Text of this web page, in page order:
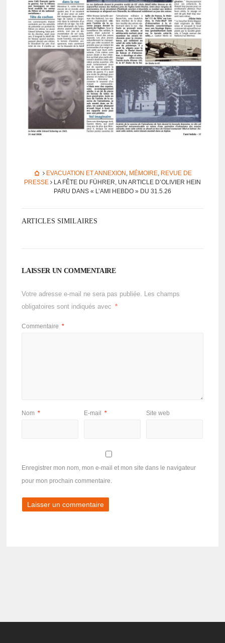
EVACUATION ET ANNEXION , MÉMOIRE, REVUE DE
PRESSE LA FÊTE DU FÜHRER, UN ARTICLE D’OLI­VIER HEIN
PARU DANS « L’AMI HEBDO » DU 31.5.26
ARTICLES SIMILAIRES
LAISSER UN COMMENTAIRE
Votre adresse e-mail ne sera pas publiée. Les champs
obligatoires sont indiqués avec
*
Commentaire *
Nom * E-mail * Site web
Enregistrer mon nom, mon e-mail et mon site dans le navigateur
pour mon prochain commentaire.